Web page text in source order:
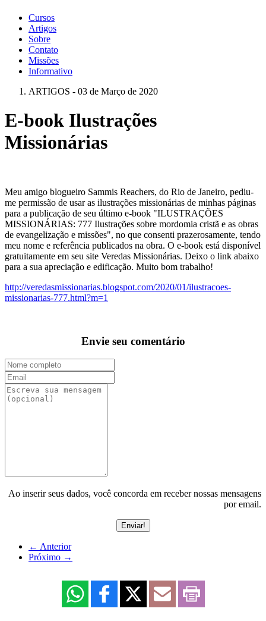
Cursos
Artigos
Sobre
Contato
Missões
Informativo
ARTIGOS - 03 de Março de 2020
E-book Ilustrações
Missionárias
Meu amigo blogueiro Sammis Reachers, do Rio de Janeiro, pediu-
me permissão de usar as ilustrações missionárias de minhas páginas
para a publicação de seu último e-book "ILUSTRAÇÕES
MISSIONÁRIAS: 777 Ilustrações sobre mordomia cristã e as obras
de evangelização e missões", no que consenti prazerosamente, tendo
meu nome e referência publicados na obra. O e-book está disponível
gratuitamente em seu site Veredas Missionárias. Deixo o link abaixo
para a sua apreciação e edificação. Muito bom trabalho!
http://veredasmissionarias.blogspot.com/2020/01/ilustracoes-
missionarias-777.html?m=1
Envie seu comentário
Ao inserir seus dados, você concorda em receber nossas mensagens
por email.
← Anterior
Próximo →